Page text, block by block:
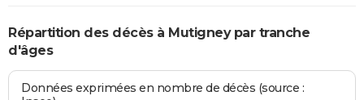
Répartition des décès à Mutigney par tranche
d'âges
Données exprimées en nombre de décès (source :